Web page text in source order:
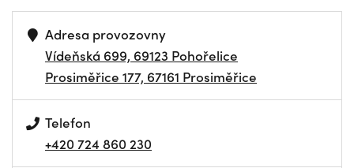
Adresa provozovny
Vídeňská 699, 69123 Pohořelice
Prosiměřice 177, 67161 Prosiměřice
Telefon
+420 724 860 230